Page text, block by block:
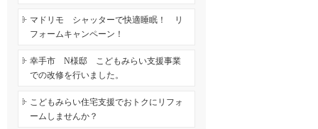
マドリモ シャッターで快適睡眠！ リ
フォームキャンペーン！
幸手市 N様邸 こどもみらい支援事業
での改修を行いました。
こどもみらい住宅支援でおトクにリフォ
ームしませんか？